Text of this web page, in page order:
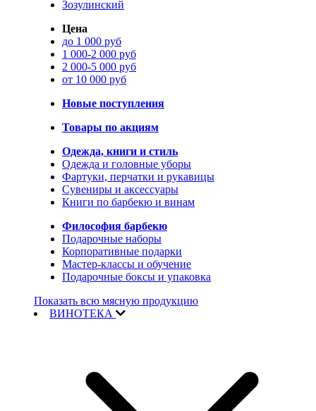
Зозулинский
Цена
до 1 000 руб
1 000-2 000 руб
2 000-5 000 руб
от 10 000 руб
Новые поступления
Товары по акциям
Одежда, книги и стиль
Одежда и головные уборы
Фартуки, перчатки и рукавицы
Сувениры и аксессуары
Книги по барбекю и винам
Философия барбекю
Подарочные наборы
Корпоративные подарки
Мастер-классы и обучение
Подарочные боксы и упаковка
Показать всю мясную продукцию
ВИНОТЕКА